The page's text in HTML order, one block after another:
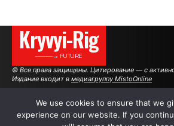
Kryvyi-Rig
———→ FUTURE
© Все права защищены. Цитирование — с
Издание входит в медиагруппу MistoOnline
АВТОРЫ
We use cookies to ensure that we
experience on our website. If you